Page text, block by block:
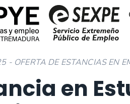
- OFERTA DE ESTANCIAS EN
en